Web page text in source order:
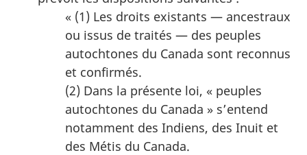
« (1) Les droits existants — ancestraux
ou issus de traités — des peuples
autochtones du Canada sont reconnus
et confirmés.
(2) Dans la présente loi, « peuples
autochtones du Canada » s’entend
notamment des Indiens, des Inuit et
des Métis du Canada.